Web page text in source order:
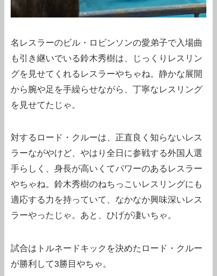
名レスラーのビル・ロビンソンの愛弟子で入場曲
も引き継いでいる鈴木秀樹は、じっくりレスリン
グを見せてくれるレスラーやちゃね。静かな展開
から腕や足を手繰らせながら、丁寧なレスリング
を見せてたじゃ。
対するロード・クルーは、正直良く知らないレス
ラーながやけど、やはり全日に参戦する外国人選
手らしく、身長が高いくてパワーのあるレスラー
やちゃね。鈴木秀樹のねちっこいレスリングにも
適応する力を持っていて、なかなか興味深いレス
ラーやったじゃ。あと、ひげが凄いちゃ。
試合はトルネードキックを決めたロード・クルー
が勝利して3勝目やちゃ。